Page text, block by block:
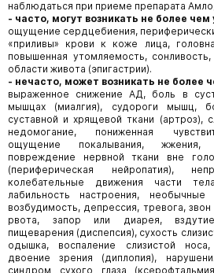
наблюдаться при приеме препарата
- часто, могут возникать не более чем
ощущение сердцебиения,
«приливы» крови к коже лица,
повышенная утомляемость,
области живота (эпигастрии).
- нечасто, может возникать не более
выраженное снижение АД, боль в
мышцах (миалгия), судороги мышц,
суставной и хрящевой ткани (артроз),
недомогание, пониженная
ощущение покалывания, жжения,
повреждение нервной ткани вне
(периферическая нейропатия),
колебательные движения части
лабильность настроения, необычные
возбудимость, депрессия, тревога,
рвота, запор или диарея,
пищеварения (диспепсия), сухость
одышка, воспаление слизистой
двоение зрения (диплопия),
синдром сухого глаза